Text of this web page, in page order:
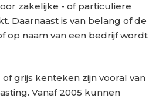
zakelijke - of particuliere
Daarnaast is van belang of de
op naam van een bedrijf wordt
grijs kenteken zijn vooral van
Vanaf 2005 kunnen